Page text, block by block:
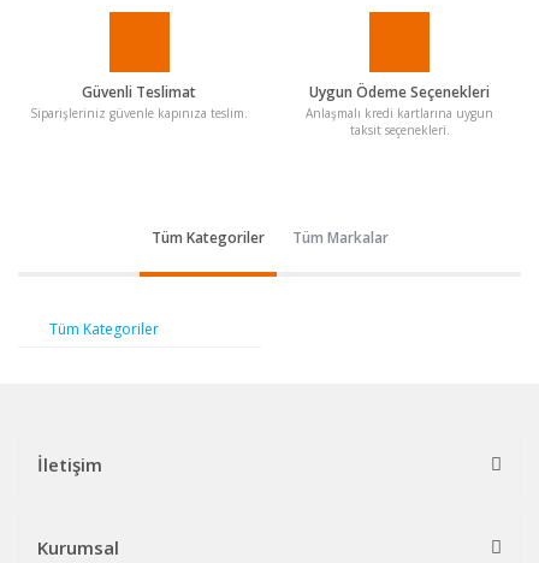
Güvenli Teslimat
Siparişleriniz güvenle kapınıza teslim.
Uygun Ödeme Seçenekleri
Anlaşmalı kredi kartlarına uygun
taksit seçenekleri.
Tüm Kategoriler Tüm Markalar
Tüm Kategoriler
İletişim
Kurumsal